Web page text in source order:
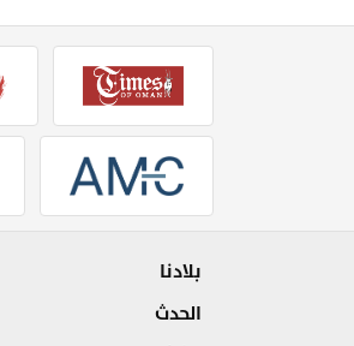
بلادنا
الحدث